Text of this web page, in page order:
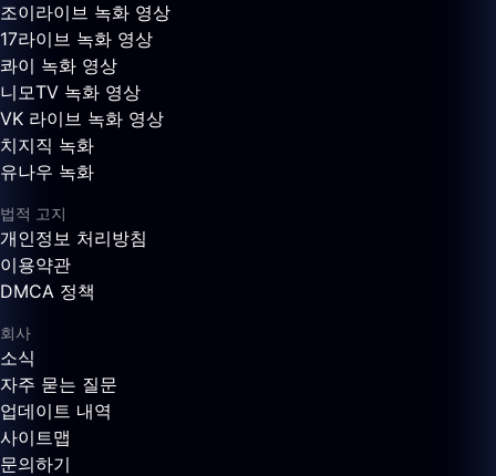
조이라이브 녹화 영상
17라이브 녹화 영상
콰이 녹화 영상
니모TV 녹화 영상
VK 라이브 녹화 영상
치지직 녹화
유나우 녹화
법적 고지
개인정보 처리방침
이용약관
DMCA 정책
회사
소식
자주 묻는 질문
업데이트 내역
사이트맵
문의하기